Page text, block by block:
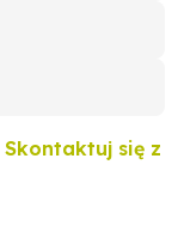
Skontaktuj się z